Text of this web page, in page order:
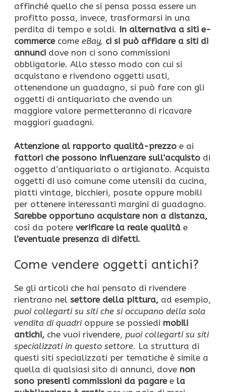
affinché quello che si pensa possa essere un
profitto possa, invece, trasformarsi in una
perdita di tempo e soldi. In alternativa a siti e-
commercecome eBay, ci si può affidare a siti di
annunci dove non ci sono commissioni
obbligatorie. Allo stesso modo con cui si
acquistano e rivendono oggetti usati,
ottenendone un guadagno, si può fare con gli
oggetti di antiquariato che avendo un
maggiore valore permetteranno di ricavare
maggiori guadagni.
Attenzione al rapporto qualità-prezzo e ai
fattori che possono influenzare sull’acquisto di
oggetto d’antiquariato o artigianato. Acquista
oggetti di uso comune come utensili da cucina,
piatti vintage, bicchieri, posate oppure mobili
per ottenere interessanti margini di guadagno.
Sarebbe opportuno acquistare non a distanza,
così da potere verificare la reale qualità e
l’eventuale presenza di difetti.
Come vendere oggetti antichi?
Se gli articoli che hai pensato di rivendere
rientrano nel settore della pittura, ad esempio,
puoi collegarti su siti che si occupano della sola
vendita di quadrioppure se possiedi mobili
antichi, che vuoi rivendere, puoi collegarti su siti
specializzati in questo settore. La struttura di
questi siti specializzati per tematiche è simile a
quella di qualsiasi sito di annunci, dove non
sono presenti commissioni da pagaree la